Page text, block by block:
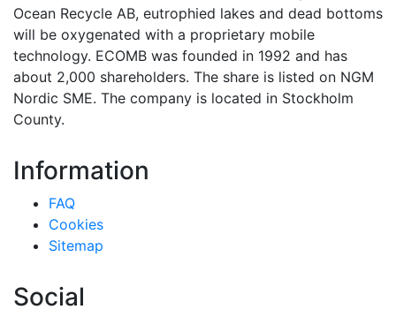
Ocean Recycle AB, eutrophied lakes and dead bottoms
will be oxygenated with a proprietary mobile
technology. ECOMB was founded in 1992 and has
about 2,000 shareholders. The share is listed on NGM
Nordic SME. The company is located in Stockholm
County.
Information
FAQ
Cookies
Sitemap
Social